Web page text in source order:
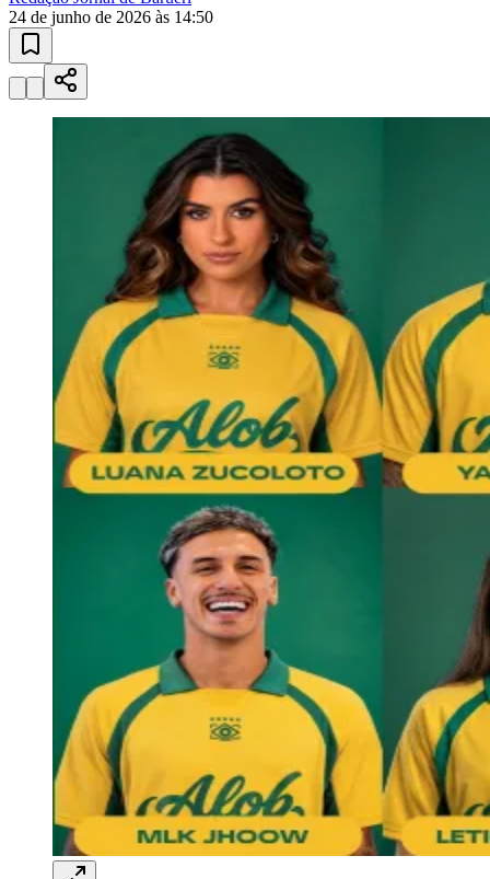
Bragantino
Divulgação_Pearson